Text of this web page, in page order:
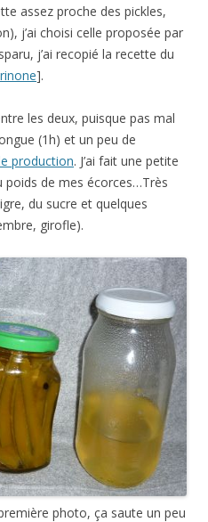
assez proche des pickles,
j’ai choisi celle proposée par
j’ai recopié la recette du
].
les deux, puisque pas mal
(1h) et un peu de
production. J’ai fait une petite
de mes écorces…Très
du sucre et quelques
girofle).
photo, ça saute un peu